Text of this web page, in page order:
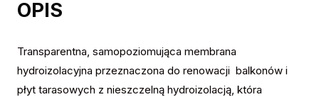
OPIS
Transparentna, samopoziomująca membrana
hydroizolacyjna przeznaczona do renowacji balkonów i
płyt tarasowych z nieszczelną hydroizolacją, która